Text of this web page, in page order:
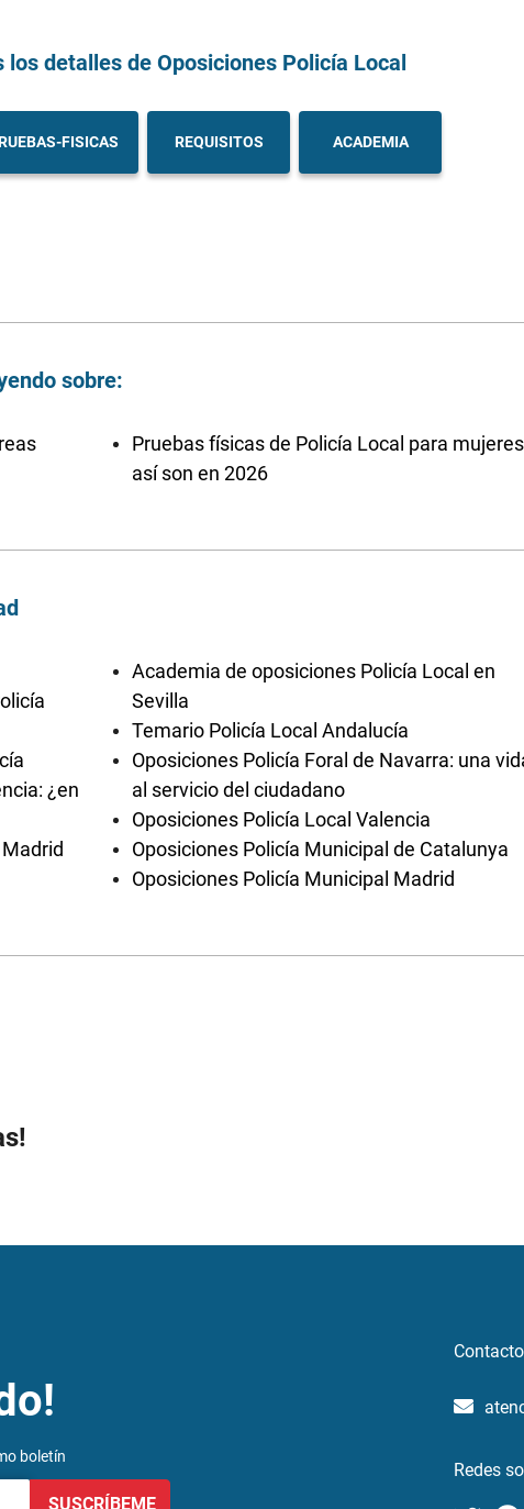
los detalles de Oposiciones Policía Local
FISICAS REQUISITOS ACADEMIA
sobre:
Pruebas físicas de Policía Local para
así son en 2026
¿en
Academia de oposiciones Policía Local en
Sevilla
Temario Policía Local Andalucía
Oposiciones Policía Foral de Navarra: una
al servicio del ciudadano
Oposiciones Policía Local Valencia
Oposiciones Policía Municipal de Catalunya
Oposiciones Policía Municipal Madrid
boletín
SUSCRÍBEME
Redes